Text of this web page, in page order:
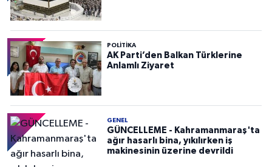
POLITIKA
AK Parti’den Balkan Türklerine
Anlamlı Ziyaret
GENEL
GÜNCELLEME - Kahramanmaraş'ta
ağır hasarlı bina, yıkılırken iş
makinesinin üzerine devrildi